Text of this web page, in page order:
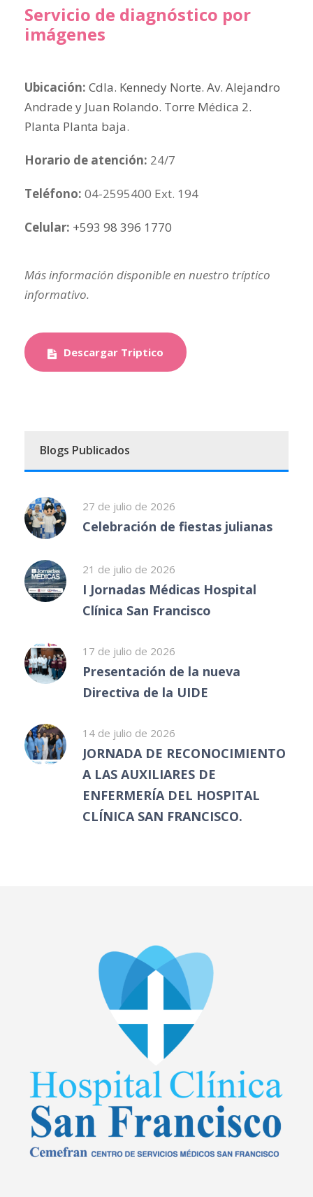
Servicio de diagnóstico por
imágenes
Ubicación: Cdla. Kennedy Norte. Av. Alejandro
Andrade y Juan Rolando. Torre Médica 2.
Planta Planta baja.
Horario de atención: 24/7
Teléfono: 04-2595400 Ext. 194
Celular: +593 98 396 1770
Más información disponible en nuestro tríptico
informativo.
Descargar Triptico
Blogs Publicados
27 de julio de 2026
Celebración de fiestas julianas
21 de julio de 2026
I Jornadas Médicas Hospital
Clínica San Francisco
17 de julio de 2026
Presentación de la nueva
Directiva de la UIDE
14 de julio de 2026
JORNADA DE RECONOCIMIENTO
A LAS AUXILIARES DE
ENFERMERÍA DEL HOSPITAL
CLÍNICA SAN FRANCISCO.